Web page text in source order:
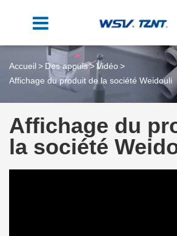
Accueil Des appuis
Vidéo
Affichage du produit de la société Weidouli
Affichage du
la société